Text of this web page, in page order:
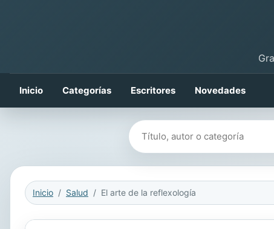
Inicio Categorías Escritores Novedades
Buscar libros
Inicio Salud El arte de la reflexología